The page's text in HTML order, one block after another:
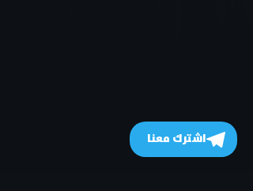
اشترك معنا